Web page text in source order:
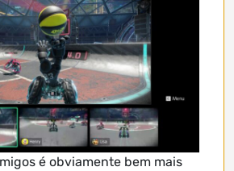
é obviamente bem mais